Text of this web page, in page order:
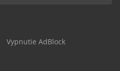
Vypnutie AdBlock